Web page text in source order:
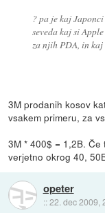
? pa je kaj
seveda kaj si
za njih PDA, in kaj
3M prodanih kosov
vsakem primeru, za
3M * 400$ = 1,2B.
verjetno okrog 40,
opeter
::22. dec 2009,